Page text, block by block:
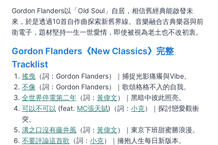
Gordon Flanders以「Old Soul」自居，相信舊經典能啟發未
來，於是透過10首自作曲探索新舊界線。音樂融合古典樂器與前
衛電子，題材堅持一生一世愛情，即使被視為老土也不改初衷。
Gordon Flanders《New Classics》完整
Tracklist
搖曳 （詞：Gordon Flanders）｜捕捉光影痛癢與Vibe。
不像 （詞：Gordon Flanders）｜歌頌格格不入的自我。
全世界停電第二年 （詞： 黃偉文）｜黑暗中彼此照亮。
可以不可以 (feat. MC張天賦)（詞： 小克）｜探討戀愛觀衝
突。
溝之口沒有藤井風 （詞： 黃偉文）｜東京下班甜蜜勝浪漫。
不要評論這首歌 （詞： 小克）｜擁抱人生每日新版本。